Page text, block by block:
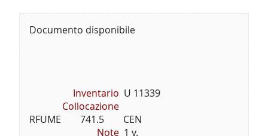
Documento disponibile
Inventario U 11339
Collocazione
RFUME        741.5        CEN
Note 1 v.